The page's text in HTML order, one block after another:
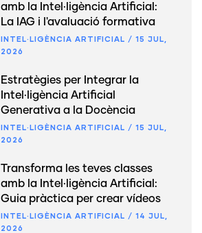
amb la Intel·ligència Artificial:
La IAG i l'avaluació formativa
INTEL·LIGÈNCIA ARTIFICIAL / 15 JUL,
2026
Estratègies per Integrar la
Intel·ligència Artificial
Generativa a la Docència
INTEL·LIGÈNCIA ARTIFICIAL / 15 JUL,
2026
Transforma les teves classes
amb la Intel·ligència Artificial:
Guia pràctica per crear vídeos
INTEL·LIGÈNCIA ARTIFICIAL / 14 JUL,
2026